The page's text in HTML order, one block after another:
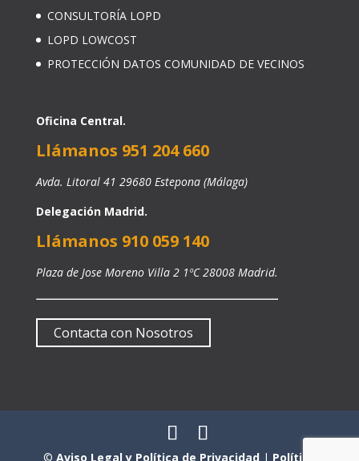
CONSULTORÍA LOPD
LOPD LOWCOST
PROTECCIÓN DATOS COMUNIDAD DE VECINOS
Oficina Central.
Llámanos 951 204 660
Avda. Litoral 41 29680 Estepona (Málaga)
Delegación Madrid.
Llámanos 910 059 140
Plaza de Jose Moreno Villa 2 1ºC 28008 Madrid.
Contacta con Nosotros
© Aviso Legal y Política de Privacidad| Política